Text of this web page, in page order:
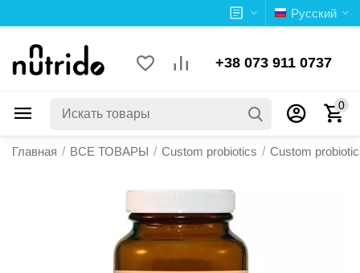
Русский
+38 073 911 0737
0
Главная / ВСЕ ТОВАРЫ / Custom probiotics / Custom